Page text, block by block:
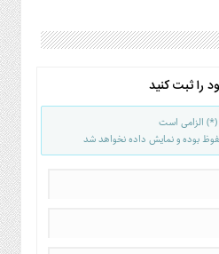
را ثبت کنید
(*) الزامی است
بوده و نمایش داده نخواهد شد